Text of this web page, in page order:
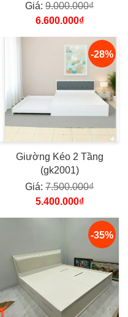
Giá: 9.000.000₫
6.600.000₫
-28%
Giường Kéo 2 Tầng
(gk2001)
Giá: 7.500.000₫
5.400.000₫
-35%